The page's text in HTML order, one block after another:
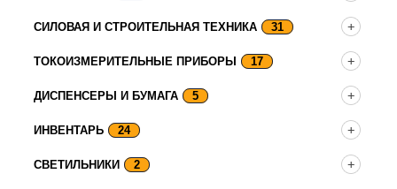
СИЛОВАЯ И СТРОИТЕЛЬНАЯ ТЕХНИКА 31
ТОКОИЗМЕРИТЕЛЬНЫЕ ПРИБОРЫ 17
ДИСПЕНСЕРЫ И БУМАГА 5
ИНВЕНТАРЬ 24
СВЕТИЛЬНИКИ 2